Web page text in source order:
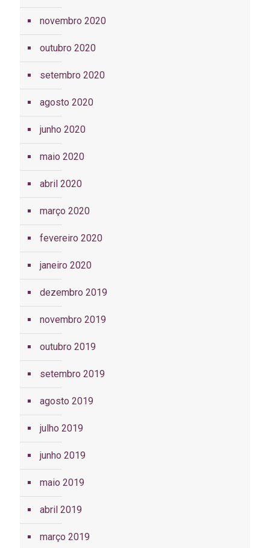
novembro 2020
outubro 2020
setembro 2020
agosto 2020
junho 2020
maio 2020
abril 2020
março 2020
fevereiro 2020
janeiro 2020
dezembro 2019
novembro 2019
outubro 2019
setembro 2019
agosto 2019
julho 2019
junho 2019
maio 2019
abril 2019
março 2019